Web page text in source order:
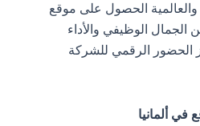
الحصول على موقع
الوظيفي والأداء
الحضور الرقمي للشركة
ألمانيا